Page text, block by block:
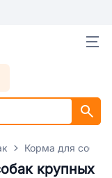
Корма для собак
крупных